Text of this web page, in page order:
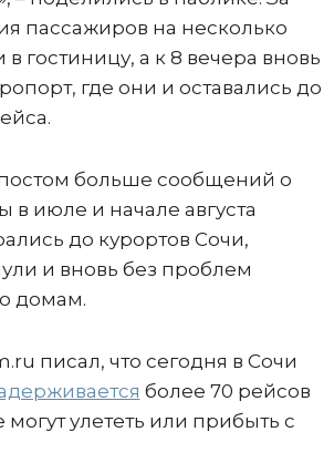
пассажиров на несколько
в гостиницу, а к 8 вечера вновь
где они и оставались до
больше сообщений о
в июле и начале августа
до курортов Сочи,
и вновь без проблем
домам.
писал, что сегодня в Сочи
более 70 рейсов
улететь или прибыть с